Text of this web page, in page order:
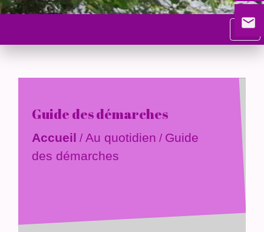
menu
Guide des démarches
Accueil / Au quotidien / Guide
des démarches
email